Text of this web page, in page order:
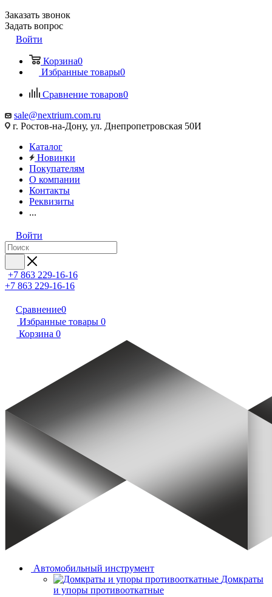
Заказать звонок
Задать вопрос
Войти
Корзина0
Избранные товары0
Сравнение товаров0
sale@nextrium.com.ru
г. Ростов-на-Дону, ул. Днепропетровская 50И
Каталог
Новинки
Покупателям
О компании
Контакты
Реквизиты
...
Войти
+7 863 229-16-16
+7 863 229-16-16
Сравнение0
Избранные товары 0
Корзина 0
Автомобильный инструмент
Домкраты
и упоры противооткатные